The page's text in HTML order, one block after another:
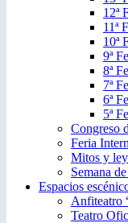
12ª
11ª
10ª
9ª
8ª
7ª
6ª
5ª
Congreso
Feria
Mitos y
Semana
Espacios
Anfiteatro
Teatro